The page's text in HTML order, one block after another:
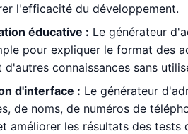
l'efficacité du développement.
éducative : Le générateur
pour expliquer le format des
connaissances sans
d'interface : Le générateur
de noms, de numéros de
améliorer les résultats des tests